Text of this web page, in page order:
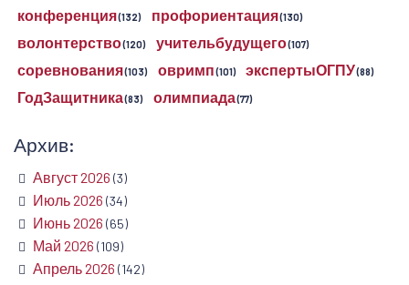
конференция(132) профориентация(130)
волонтерство(120) учительбудущего(107)
соревнования(103) овримп(101) экспертыОГПУ(88)
ГодЗащитника(83) олимпиада(77)
Архив:
Август 2026 (3)
Июль 2026 (34)
Июнь 2026 (65)
Май 2026 (109)
Апрель 2026 (142)